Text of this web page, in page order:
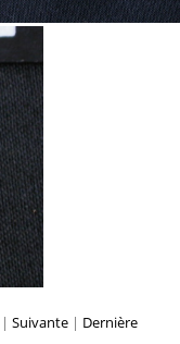
| Suivante | Dernière